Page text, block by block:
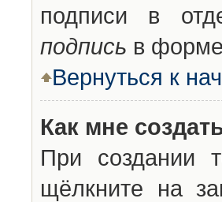
подписи в
подпись в
Вернуться к
Как мне
При создании
щёлкните на